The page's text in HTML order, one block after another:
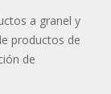
a granel y
productos de
de